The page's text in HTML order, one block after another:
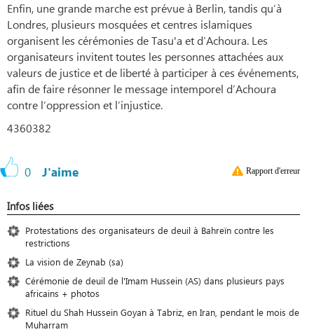
Enfin, une grande marche est prévue à Berlin, tandis qu’à
Londres, plusieurs mosquées et centres islamiques
organisent les cérémonies de Tasu'a et d’Achoura. Les
organisateurs invitent toutes les personnes attachées aux
valeurs de justice et de liberté à participer à ces événements,
afin de faire résonner le message intemporel d’Achoura
contre l’oppression et l’injustice.
4360382
0 J'aime Rapport d'erreur
Infos liées
Protestations des organisateurs de deuil à Bahreïn contre les
restrictions
La vision de Zeynab (sa)
Cérémonie de deuil de l'Imam Hussein (AS) dans plusieurs pays
africains + photos
Rituel du Shah Hussein Goyan à Tabriz, en Iran, pendant le mois de
Muharram